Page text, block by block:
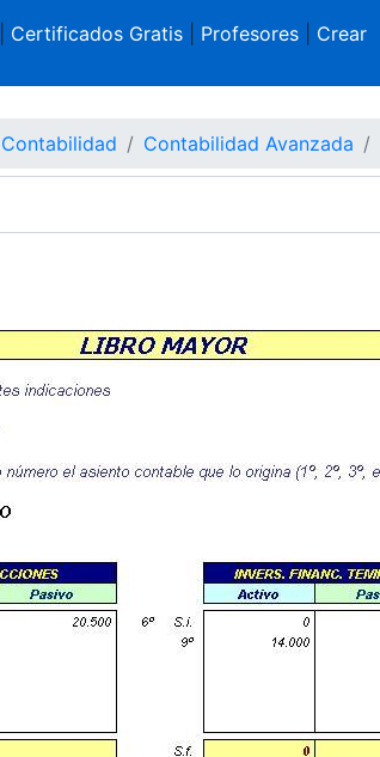
Certificados Gratis| Profesores| Crear
Contabilidad Contabilidad Avanzada